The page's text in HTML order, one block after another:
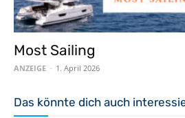
Most Sailing
ANZEIGE - 1. April 2026
Das könnte dich auch